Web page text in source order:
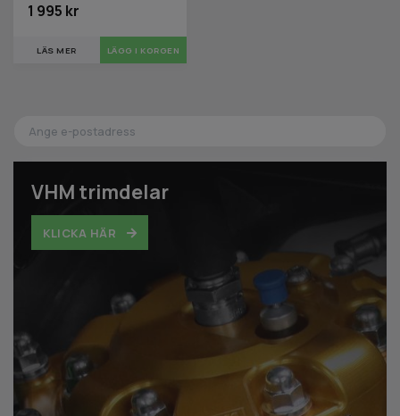
VHM trimdelar
KLICKA HÄR
1 995 kr
LÄS MER LÄGG I KORGEN